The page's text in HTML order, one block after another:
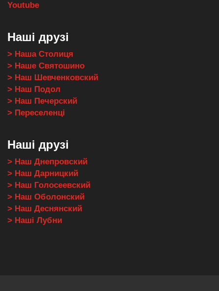
Youtube
Наші друзі
> Наша Столиця
> Наше Святошино
> Наш Шевченковский
> Наш Подол
> Наш Печерский
> Переселенці
Наші друзі
> Наш Днепровский
> Наш Дарницкий
> Наш Голосеевский
> Наш Оболонский
> Наш Деснянский
> Наші Лубни